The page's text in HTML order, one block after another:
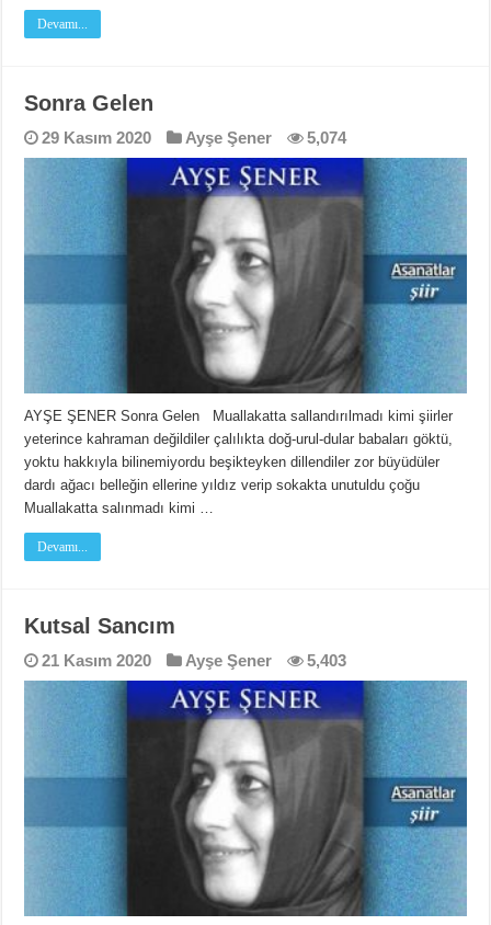
Devamı...
Sonra Gelen
29 Kasım 2020 Ayşe Şener 5,074
AYŞE ŞENER Sonra Gelen Muallakatta sallandırılmadı kimi şiirler
yeterince kahraman değildiler çalılıkta doğ-urul-dular babaları göktü,
yoktu hakkıyla bilinemiyordu beşikteyken dillendiler zor büyüdüler
dardı ağacı belleğin ellerine yıldız verip sokakta unutuldu çoğu
Muallakatta salınmadı kimi …
Devamı...
Kutsal Sancım
21 Kasım 2020 Ayşe Şener 5,403